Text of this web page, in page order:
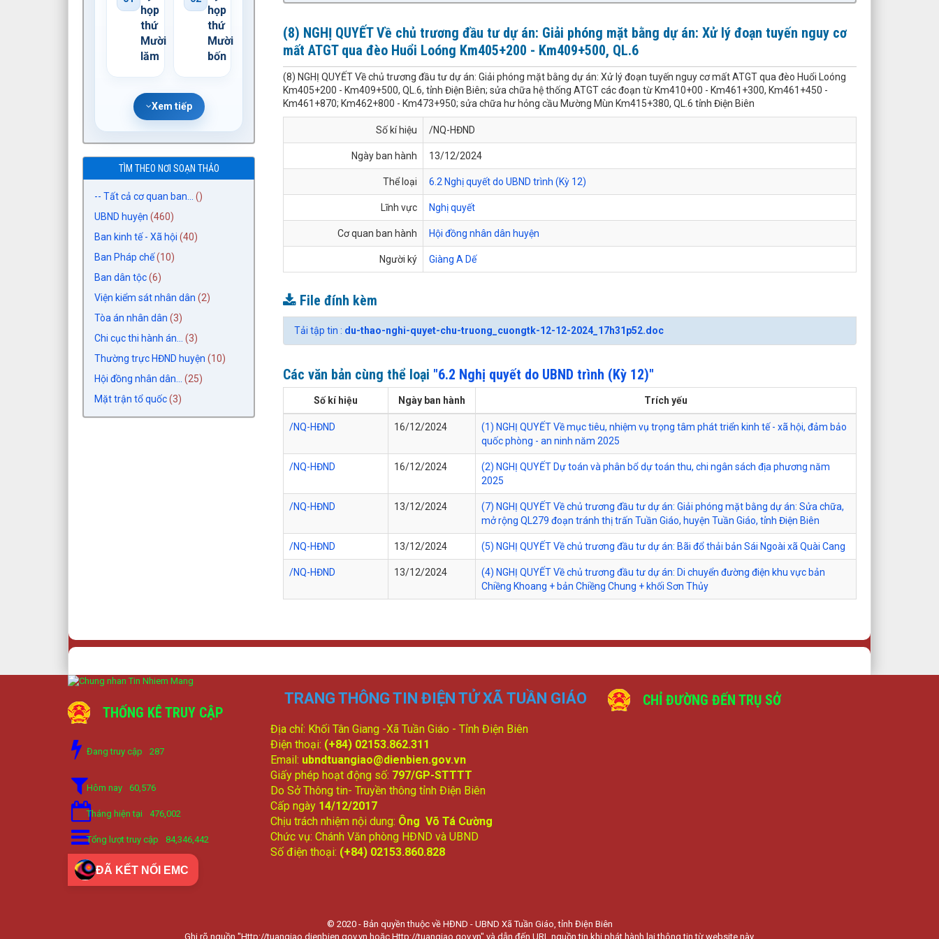
họp
thứ
Mười
lăm
họp
thứ
Mười
bốn
Xem tiếp
TÌM THEO NƠI SOẠN THẢO
-- Tất cả cơ quan ban...
()
UBND huyện (460)
Ban kinh tế - Xã hội (40)
Ban Pháp chế(10)
Ban dân tộc(6)
Viện kiểm sát nhân dân (2)
Tòa án nhân dân (3)
Chi cục thi hành án...
(3)
Thường trực HĐND huyện (10)
Hội đồng nhân dân...
(25)
Mặt trận tổ quốc(3)
(8) NGHỊ QUYẾT Về chủ trương đầu tư dự án: Giải phóng mặt bằng dự án: Xử lý đoạn tuyến nguy cơ
mất ATGT qua đèo Huổi Loóng Km405+200 - Km409+500, QL.6
(8) NGHỊ QUYẾT Về chủ trương đầu tư dự án: Giải phóng mặt bằng dự án: Xử lý đoạn tuyến nguy cơ mất ATGT qua đèo Huổi Loóng
Km405+200 - Km409+500, QL.6, tỉnh Điện Biên; sửa chữa hệ thống ATGT các đoạn từ Km410+00 - Km461+300, Km461+450 -
Km461+870; Km462+800 - Km473+950; sửa chữa hư hỏng cầu Mường Mùn Km415+380, QL.6 tỉnh Điện Biên
Số kí hiệu /NQ-HĐND
Ngày ban hành 13/12/2024
Thể loại 6.2 Nghị quyết do UBND trình (Kỳ 12)
Lĩnh vực Nghị quyết
Cơ quan ban hành Hội đồng nhân dân huyện
Người ký Giàng A Dế
File đính kèm
Tải tập tin : du-thao-nghi-quyet-chu-truong_cuongtk-12-12-2024_17h31p52.doc
Các văn bản cùng thể loại "6.2 Nghị quyết do UBND trình (Kỳ 12)"
Số kí hiệu Ngày ban hành Trích yếu
/NQ-HĐND 16/12/2024
(1) NGHỊ QUYẾT Về mục tiêu, nhiệm vụ trọng tâm phát triển kinh tế - xã hội, đảm bảo
quốc phòng - an ninh năm 2025
/NQ-HĐND 16/12/2024
(2) NGHỊ QUYẾT Dự toán và phân bổ dự toán thu, chi ngân sách địa phương năm
2025
/NQ-HĐND 13/12/2024
(7) NGHỊ QUYẾT Về chủ trương đầu tư dự án: Giải phóng mặt bằng dự án: Sửa chữa,
mở rộng QL279 đoạn tránh thị trấn Tuần Giáo, huyện Tuần Giáo, tỉnh Điện Biên
/NQ-HĐND 13/12/2024 (5) NGHỊ QUYẾT Về chủ trương đầu tư dự án: Bãi đổ thải bản Sái Ngoài xã Quài Cang
/NQ-HĐND 13/12/2024
(4) NGHỊ QUYẾT Về chủ trương đầu tư dự án: Di chuyển đường điện khu vực bản
Chiềng Khoang + bản Chiềng Chung + khối Sơn Thủy
THỐNG KÊ TRUY CẬP
Đang truy cập 287
Hôm nay 60,576
Tháng hiện tại 476,002
Tổng lượt truy cập 84,346,442
ĐÃ KẾT NỐI EMC
TRANG THÔNG TIN ĐIỆN TỬ XÃ TUẦN GIÁO
Địa chỉ: Khối Tân Giang -Xã Tuần Giáo - Tỉnh Điện Biên
Điện thoại: (+84) 02153.862.311
Email: ubndtuangiao@dienbien.gov.vn
Giấy phép hoạt động số: 797/GP-STTTT
Do Sở Thông tin- Truyền thông tỉnh Điện Biên
Cấp ngày 14/12/2017
Chịu trách nhiệm nội dung: Ông Võ Tá Cường
Chức vụ: Chánh Văn phòng HĐND và UBND
Số điện thoại: (+84) 02153.860.828
CHỈ ĐƯỜNG ĐẾN TRỤ SỞ
© 2020 - Bản quyền thuộc về HĐND - UBND Xã Tuần Giáo, tỉnh Điện Biên
Ghi rõ nguồn "Http://tuangiao.dienbien.gov.vn hoặc Http://tuangiao.gov.vn" và dẫn đến URL nguồn tin khi phát hành lại thông tin từ website này.